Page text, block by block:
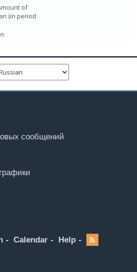
of
(in period
сообщений
Calendar Help